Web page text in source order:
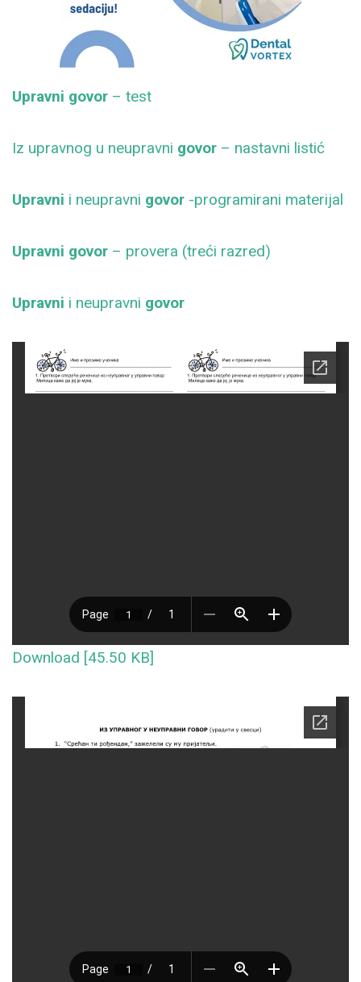
Upravni govor – test
Iz upravnog u neupravni govor – nastavni listić
Upravni i neupravni govor -programirani materijal
Upravni govor – provera (treći razred)
Upravni i neupravni govor
Download [45.50 KB]